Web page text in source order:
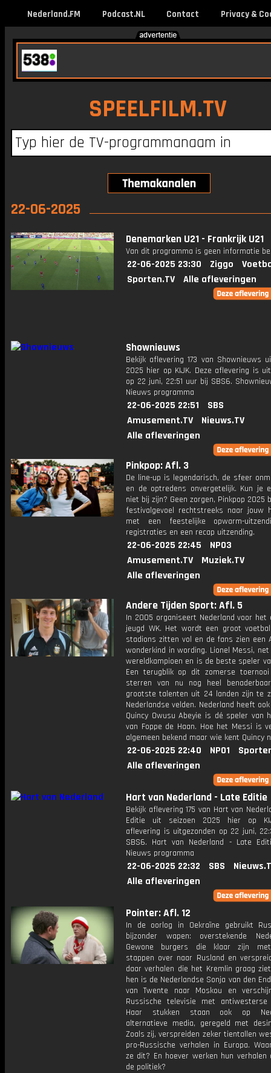
Nederland.FM Podcast.NL Contact Privacy &
SPEELFILM.TV
22-06-2025
Denemarken U21 - Frankrijk U21
Van dit programma is geen informatie
22-06-2025 23:30 Ziggo
Sporten.TV
Alle afleveringen
Shownieuws
Bekijk aflevering 173 van Shownieuws
2025 hier op KIJK. Deze aflevering is
op 22 juni, 22:51 uur bij SBS6.
Nieuws programma
22-06-2025 22:51
SBS
Amusement.TV
Nieuws.TV
Alle afleveringen
Pinkpop: Afl. 3
De line-up is legendarisch, de sfeer
en de optredens onvergetelijk. Kun je
niet bij zijn? Geen zorgen, Pinkpop 2025
festivalgevoel rechtstreeks naar jouw
met een feestelijke opwarm-
registraties en een recap uitzending.
22-06-2025 22:45
NPO3
Amusement.TV
Muziek.TV
Alle afleveringen
Andere Tijden Sport: Afl. 5
In 2005 organiseert Nederland voor het
jeugd WK. Het wordt een groot
stadions zitten vol en de fans zien een
wonderkind in wording. Lionel Messi,
wereldkampioen en is de beste speler
Een terugblik op dit zomerse
sterren van nu nog heel
grootste talenten uit 24 landen zijn te
Nederlandse velden. Nederland heeft
Quincy Owusu Abeyie is dé speler van
van Foppe de Haan. Hoe het Messi is
algemeen bekend maar wie kent Quincy
22-06-2025 22:40 NPO1
Alle afleveringen
Hart van Nederland - Late Editie
Bekijk aflevering 175 van Hart van
Editie uit seizoen 2025 hier op
aflevering is uitgezonden op 22 juni,
SBS6. Hart van Nederland - Late
Nieuws programma
22-06-2025 22:32 SBS
Alle afleveringen
Pointer: Afl. 12
In de oorlog in Oekraïne gebruikt
bijzonder wapen: overstekende
Gewone burgers die klaar zijn
stappen over naar Rusland en
daar verhalen die het Kremlin graag
hen is de Nederlandse Sonja van den
van Twente naar Moskou en
Russische televisie met antiwesterse
Haar stukken staan ook op
alternatieve media, geregeld met
Zoals zij, verspreiden zeker tientallen
pro-Russische verhalen in Europa.
ze dit? En hoever werken hun verhalen
de politiek?